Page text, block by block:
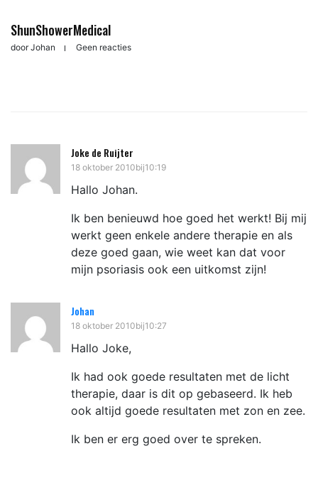
ShunShowerMedical
doorJohan Geen reacties
Joke de Ruijter
18 oktober 2010bij10:19
Hallo Johan.
Ik ben benieuwd hoe goed het werkt! Bij mij
werkt geen enkele andere therapie en als
deze goed gaan, wie weet kan dat voor
mijn psoriasis ook een uitkomst zijn!
Johan
18 oktober 2010bij10:27
Hallo Joke,
Ik had ook goede resultaten met de licht
therapie, daar is dit op gebaseerd. Ik heb
ook altijd goede resultaten met zon en zee.
Ik ben er erg goed over te spreken.